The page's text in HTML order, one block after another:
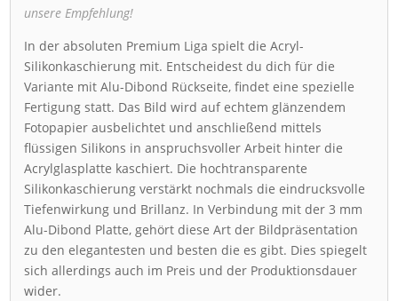
unsere Empfehlung!
In der absoluten Premium Liga spielt die Acryl-
Silikonkaschierung mit. Entscheidest du dich für die
Variante mit Alu-Dibond Rückseite, findet eine spezielle
Fertigung statt. Das Bild wird auf echtem glänzendem
Fotopapier ausbelichtet und anschließend mittels
flüssigen Silikons in anspruchsvoller Arbeit hinter die
Acrylglasplatte kaschiert. Die hochtransparente
Silikonkaschierung verstärkt nochmals die eindrucksvolle
Tiefenwirkung und Brillanz. In Verbindung mit der 3 mm
Alu-Dibond Platte, gehört diese Art der Bildpräsentation
zu den elegantesten und besten die es gibt. Dies spiegelt
sich allerdings auch im Preis und der Produktionsdauer
wider.